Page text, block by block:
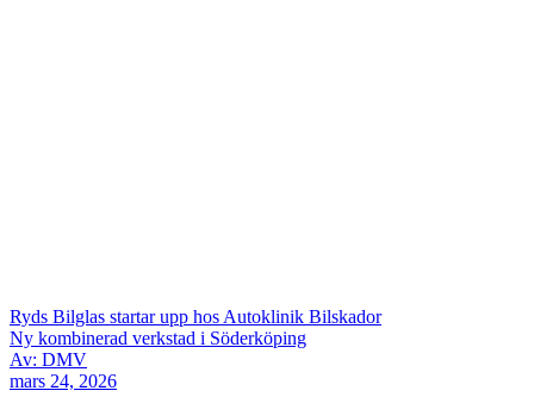
Ryds Bilglas startar upp hos Autoklinik Bilskador
Ny kombinerad verkstad i Söderköping
Av: DMV
mars 24, 2026